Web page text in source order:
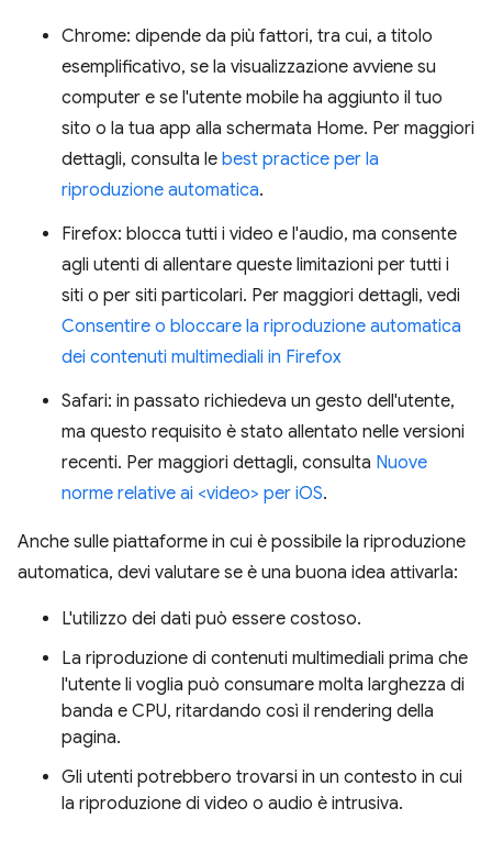
Chrome: dipende da più fattori, tra cui, a titolo
esemplificativo, se la visualizzazione avviene su
computer e se l'utente mobile ha aggiunto il tuo
sito o la tua app alla schermata Home. Per maggiori
dettagli, consulta le best practice per la
riproduzione automatica.
Firefox: blocca tutti i video e l'audio, ma consente
agli utenti di allentare queste limitazioni per tutti i
siti o per siti particolari. Per maggiori dettagli, vedi
Consentire o bloccare la riproduzione automatica
dei contenuti multimediali in Firefox
Safari: in passato richiedeva un gesto dell'utente,
ma questo requisito è stato allentato nelle versioni
recenti. Per maggiori dettagli, consulta Nuove
norme relative ai <video> per iOS.
Anche sulle piattaforme in cui è possibile la riproduzione
automatica, devi valutare se è una buona idea attivarla:
L'utilizzo dei dati può essere costoso.
La riproduzione di contenuti multimediali prima che
l'utente li voglia può consumare molta larghezza di
banda e CPU, ritardando così il rendering della
pagina.
Gli utenti potrebbero trovarsi in un contesto in cui
la riproduzione di video o audio è intrusiva.